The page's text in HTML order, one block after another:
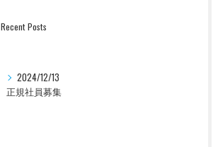
Recent Posts
2024/12/13
正規社員募集